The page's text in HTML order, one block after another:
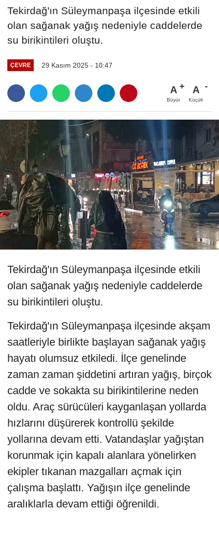
Tekirdağ'ın Süleymanpaşa ilçesinde etkili
olan sağanak yağış nedeniyle caddelerde
su birikintileri oluştu.
ÇEVRE 29 Kasım 2025 - 10:47
A
Büyüt
A
Küçült
Tekirdağ'ın Süleymanpaşa ilçesinde etkili
olan sağanak yağış nedeniyle caddelerde
su birikintileri oluştu.
Tekirdağ'ın Süleymanpaşa ilçesinde akşam
saatleriyle birlikte başlayan sağanak yağış
hayatı olumsuz etkiledi. İlçe genelinde
zaman zaman şiddetini artıran yağış, birçok
cadde ve sokakta su birikintilerine neden
oldu. Araç sürücüleri kayganlaşan yollarda
hızlarını düşürerek kontrollü şekilde
yollarına devam etti. Vatandaşlar yağıştan
korunmak için kapalı alanlara yönelirken
ekipler tıkanan mazgalları açmak için
çalışma başlattı. Yağışın ilçe genelinde
aralıklarla devam ettiği öğrenildi.